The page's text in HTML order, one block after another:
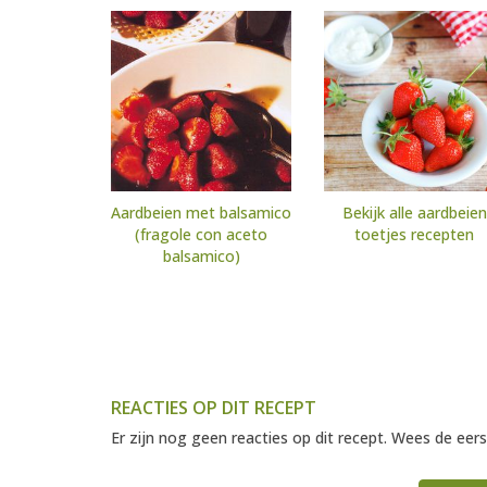
Aardbeien met balsamico
(fragole con aceto
balsamico)
Bekijk alle aardbeien
toetjes recepten
REACTIES OP DIT RECEPT
Er zijn nog geen reacties op dit recept. Wees de